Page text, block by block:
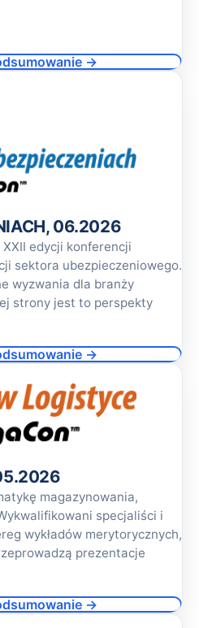
→
06.2026
edycji konferencji
sektora ubezpieczeniowego.
wyzwania dla branży
strony jest to perspekty
→
magazynowania,
specjaliści i
wykładów merytorycznych,
prezentacje
→